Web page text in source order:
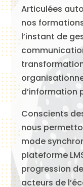
Articulées
nos
l’instant de
d’information
Conscients
nous
mode
plateforme
progression
acteurs de